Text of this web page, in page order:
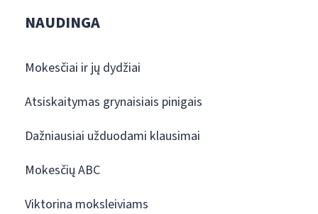
NAUDINGA
Mokesčiai ir jų dydžiai
Atsiskaitymas grynaisiais pinigais
Dažniausiai užduodami klausimai
Mokesčių ABC
Viktorina moksleiviams